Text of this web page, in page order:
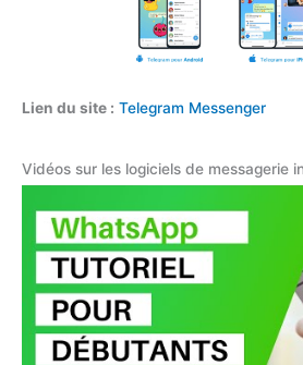
Lien du site : Telegram Messenger
Vidéos sur les logiciels de messagerie